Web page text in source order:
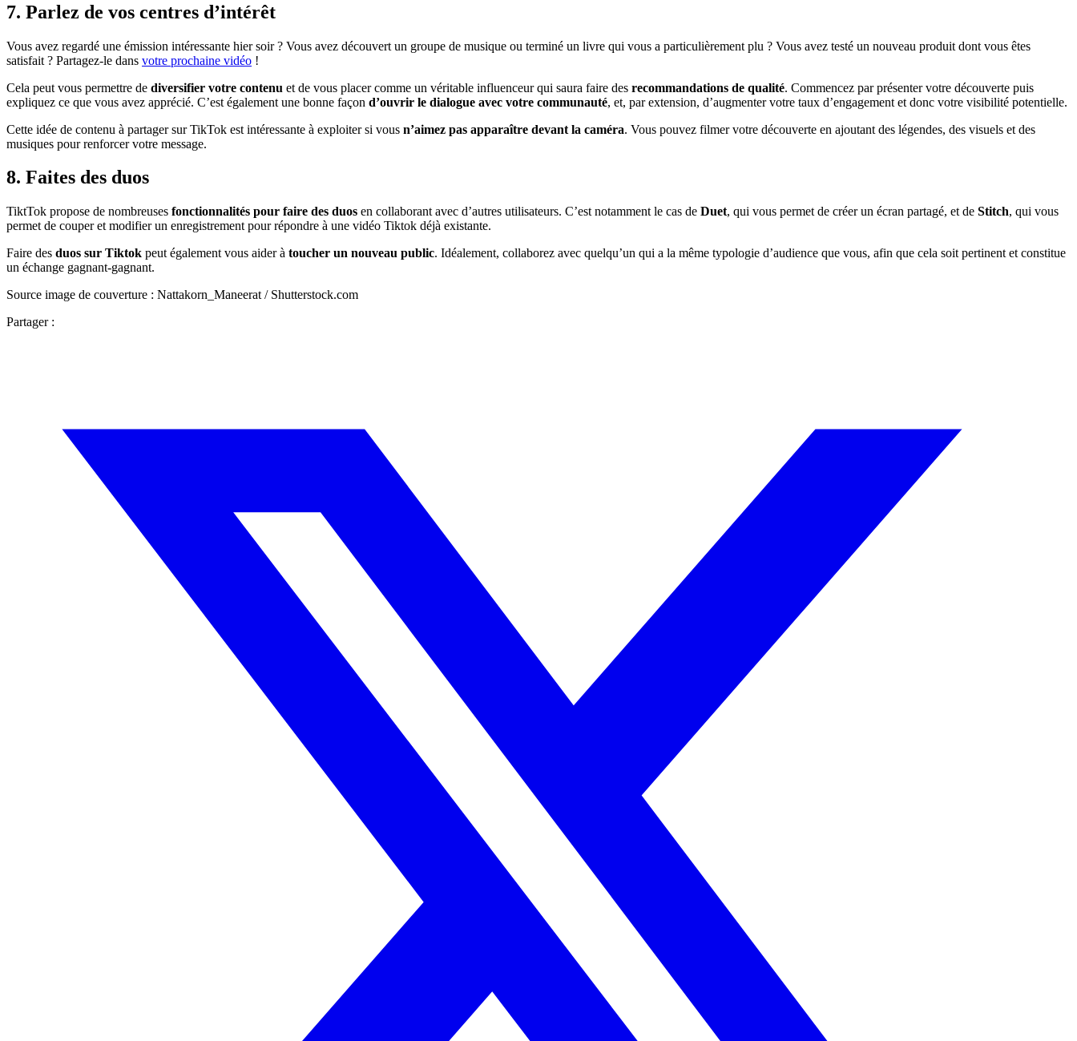
7. Parlez de vos centres d’intérêt
Vous avez regardé une émission intéressante hier soir ? Vous avez découvert un groupe de musique ou terminé un livre qui vous a particulièrement plu ? Vous avez testé un nouveau produit dont vous êtes
satisfait ? Partagez-le dans votre prochaine vidéo !
Cela peut vous permettre de diversifier votre contenu et de vous placer comme un véritable influenceur qui saura faire des recommandations de qualité. Commencez par présenter votre découverte puis
expliquez ce que vous avez apprécié. C’est également une bonne façon d’ouvrir le dialogue avec votre communauté, et, par extension, d’augmenter votre taux d’engagement et donc votre visibilité potentielle.
Cette idée de contenu à partager sur TikTok est intéressante à exploiter si vous n’aimez pas apparaître devant la caméra. Vous pouvez filmer votre découverte en ajoutant des légendes, des visuels et des
musiques pour renforcer votre message.
8. Faites des duos
TiktTok propose de nombreuses fonctionnalités pour faire des duos en collaborant avec d’autres utilisateurs. C’est notamment le cas de Duet, qui vous permet de créer un écran partagé, et de Stitch, qui vous
permet de couper et modifier un enregistrement pour répondre à une vidéo Tiktok déjà existante.
Faire des duos sur Tiktok peut également vous aider à toucher un nouveau public. Idéalement, collaborez avec quelqu’un qui a la même typologie d’audience que vous, afin que cela soit pertinent et constitue
un échange gagnant-gagnant.
Source image de couverture : Nattakorn_Maneerat / Shutterstock.com
Partager :